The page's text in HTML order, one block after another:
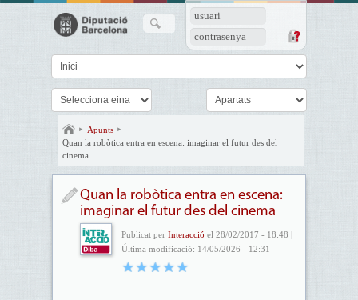
usuari
contrasenya
Apunts
Quan la robòtica entra en escena: imaginar el futur des del
cinema
Quan la robòtica entra en escena:
imaginar el futur des del cinema
Publicat per Interacció el 28/02/2017 - 18:48 |
Última modificació: 14/05/2026 - 12:31